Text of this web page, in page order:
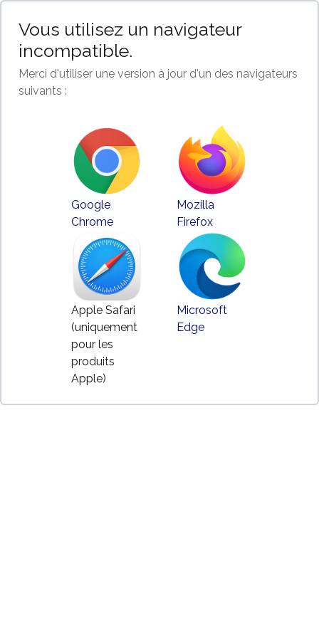
Vous utilisez un navigateur
incompatible.
Merci d'utiliser une version à jour d'un des navigateurs
suivants :
Google
Chrome
Mozilla
Firefox
Apple Safari
(uniquement
pour les
produits
Apple)
Microsoft
Edge